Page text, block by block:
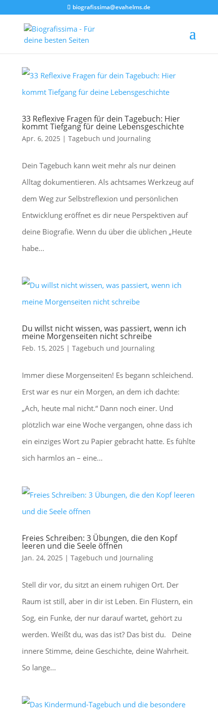
biografissima@evahelms.de
33 Reflexive Fragen für dein Tagebuch: Hier
kommt Tiefgang für deine Lebensgeschichte
Apr. 6, 2025 | Tagebuch und Journaling
Dein Tagebuch kann weit mehr als nur deinen
Alltag dokumentieren. Als achtsames Werkzeug auf
dem Weg zur Selbstreflexion und persönlichen
Entwicklung eröffnet es dir neue Perspektiven auf
deine Biografie. Wenn du über die üblichen „Heute
habe...
Du willst nicht wissen, was passiert, wenn ich
meine Morgenseiten nicht schreibe
Feb. 15, 2025 | Tagebuch und Journaling
Immer diese Morgenseiten! Es begann schleichend.
Erst war es nur ein Morgen, an dem ich dachte:
„Ach, heute mal nicht.“ Dann noch einer. Und
plötzlich war eine Woche vergangen, ohne dass ich
ein einziges Wort zu Papier gebracht hatte. Es fühlte
sich harmlos an – eine...
Freies Schreiben: 3 Übungen, die den Kopf
leeren und die Seele öffnen
Jan. 24, 2025 | Tagebuch und Journaling
Stell dir vor, du sitzt an einem ruhigen Ort. Der
Raum ist still, aber in dir ist Leben. Ein Flüstern, ein
Sog, ein Funke, der nur darauf wartet, gehört zu
werden. Weißt du, was das ist? Das bist du. Deine
innere Stimme, deine Geschichte, deine Wahrheit.
So lange...